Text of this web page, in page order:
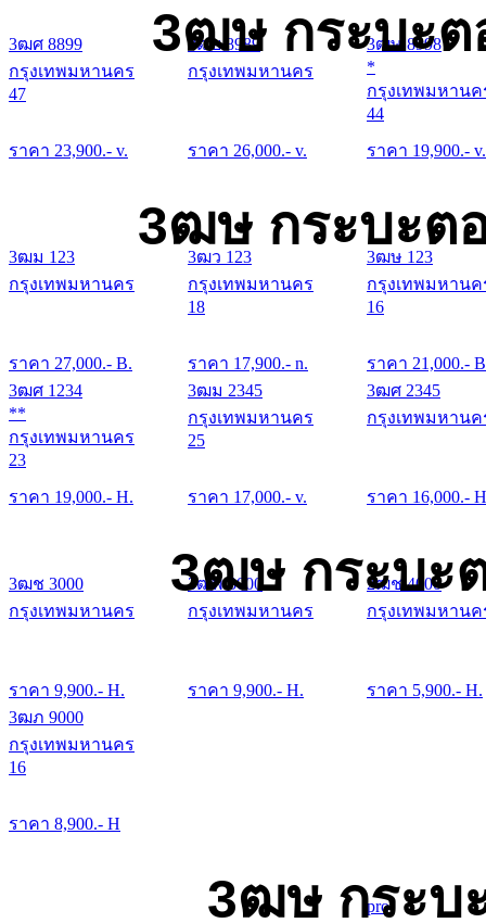
3ฒษ กระบะต
3ฒศ 8899
กรุงเทพมหานคร
47
ราคา 23,900.- v.
3ฒย 8989
กรุงเทพมหานคร
ราคา 26,000.- v.
3ฒษ 8998
*
กรุงเทพมหานค
44
ราคา 19,900.- v.
3ฒษ กระบะต
3ฒม 123
กรุงเทพมหานคร
ราคา 27,000.- B.
3ฒว 123
กรุงเทพมหานคร
18
ราคา 17,900.- n.
3ฒษ 123
กรุงเทพมหานค
16
ราคา 21,000.-
3ฒศ 1234
**
กรุงเทพมหานคร
23
ราคา 19,000.- H.
3ฒม 2345
กรุงเทพมหานคร
25
ราคา 17,000.- v.
3ฒศ 2345
กรุงเทพมหานค
ราคา 16,000.-
3ฒษ กระบะ
3ฒช 3000
กรุงเทพมหานคร
ราคา 9,900.- H.
3ฒพ 3000
กรุงเทพมหานคร
ราคา 9,900.- H.
2ฒช 4000
กรุงเทพมหานค
ราคา 5,900.- H.
3ฒภ 9000
กรุงเทพมหานคร
16
ราคา 8,900.- H
3ฒษ กระบ
pro